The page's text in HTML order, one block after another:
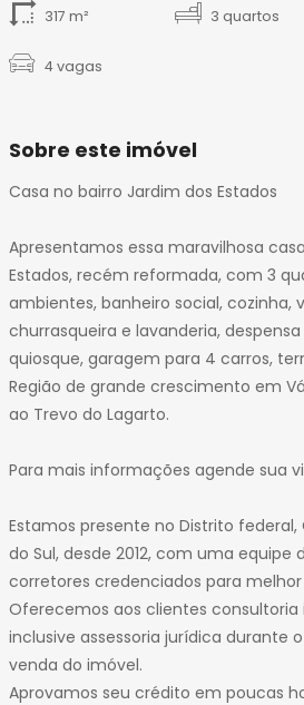
16
18
21
317 m² 3 quartos
4 vagas
Sobre este imóvel
Casa no bairro Jardim dos Estados
Apresentamos essa maravilhosa
Estados, recém reformada, com 3
ambientes, banheiro social, cozinha,
churrasqueira e lavanderia,
quiosque, garagem para 4 carros,
Região de grande crescimento em
ao Trevo do Lagarto.
Para mais informações agende sua
Estamos presente no Distrito federal,
do Sul, desde 2012, com uma equipe
corretores credenciados para
Oferecemos aos clientes
inclusive assessoria jurídica durante
venda do imóvel.
Aprovamos seu crédito em poucas